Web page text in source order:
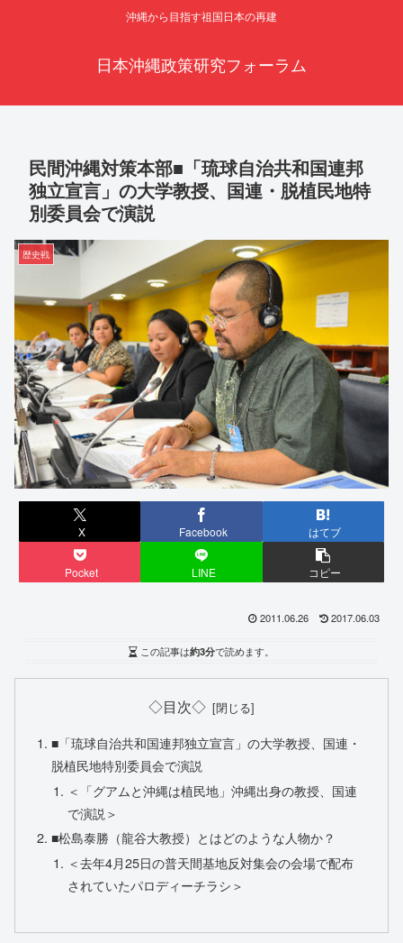
沖縄から目指す祖国日本の再建
日本沖縄政策研究フォーラム
民間沖縄対策本部■「琉球自治共和国連邦
独立宣言」の大学教授、国連・脱植民地特
別委員会で演説
歴史戦
X Facebook はてブ
Pocket LINE コピー
2011.06.26 2017.06.03
この記事は約3分で読めます。
◇目次◇
■「琉球自治共和国連邦独立宣言」の大学教授、国連・
脱植民地特別委員会で演説
＜「グアムと沖縄は植民地」沖縄出身の教授、国連
で演説＞
■松島泰勝（龍谷大教授）とはどのような人物か？
＜去年4月25日の普天間基地反対集会の会場で配布
されていたパロディーチラシ＞